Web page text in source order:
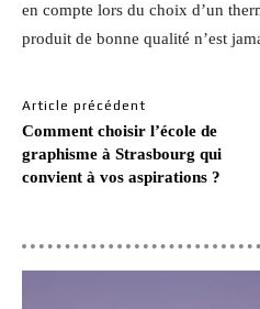
en compte lors du choix d’un
produit de bonne qualité n’est
Article précédent
Comment choisir l’école de
graphisme à Strasbourg qui
convient à vos aspirations ?